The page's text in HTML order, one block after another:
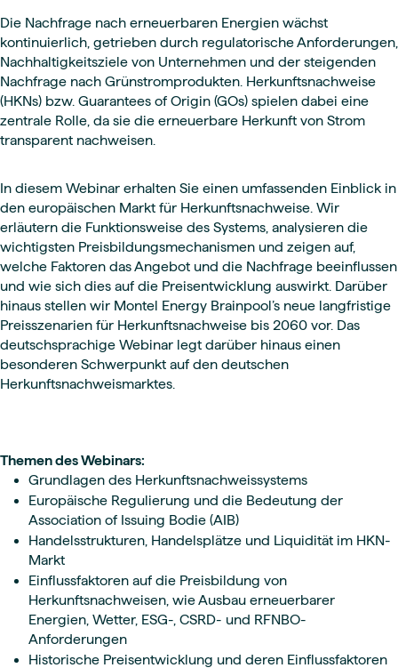
Die Nachfrage nach erneuerbaren Energien wächst
kontinuierlich, getrieben durch regulatorische Anforderungen,
Nachhaltigkeitsziele von Unternehmen und der steigenden
Nachfrage nach Grünstromprodukten. Herkunftsnachweise
(HKNs) bzw. Guarantees of Origin (GOs) spielen dabei eine
zentrale Rolle, da sie die erneuerbare Herkunft von Strom
transparent nachweisen.
In diesem Webinar erhalten Sie einen umfassenden Einblick in
den europäischen Markt für Herkunftsnachweise. Wir
erläutern die Funktionsweise des Systems, analysieren die
wichtigsten Preisbildungsmechanismen und zeigen auf,
welche Faktoren das Angebot und die Nachfrage beeinflussen
und wie sich dies auf die Preisentwicklung auswirkt. Darüber
hinaus stellen wir Montel Energy Brainpool’s neue langfristige
Preisszenarien für Herkunftsnachweise bis 2060 vor. Das
deutschsprachige Webinar legt darüber hinaus einen
besonderen Schwerpunkt auf den deutschen
Herkunftsnachweismarktes.
Themen des Webinars:
Grundlagen des Herkunftsnachweissystems
Europäische Regulierung und die Bedeutung der
Association of Issuing Bodie (AIB)
Handelsstrukturen, Handelsplätze und Liquidität im HKN-
Markt
Einflussfaktoren auf die Preisbildung von
Herkunftsnachweisen, wie Ausbau erneuerbarer
Energien, Wetter, ESG-, CSRD- und RFNBO-
Anforderungen
Historische Preisentwicklung und deren Einflussfaktoren